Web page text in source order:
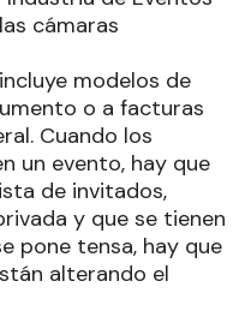
cámaras
modelos de
o a facturas
Cuando los
un evento, hay que
de invitados,
y que se tienen
pone tensa, hay que
alterando el